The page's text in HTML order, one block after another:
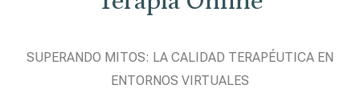
SUPERANDO MITOS: LA CALIDAD TERAPÉUTICA EN
ENTORNOS VIRTUALES